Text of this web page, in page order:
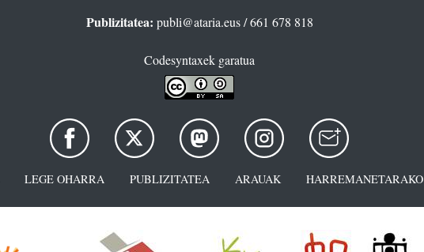
Publizitatea: publi@ataria.eus/ 661 678 818
Codesyntaxek garatua
LEGE OHARRA PUBLIZITATEA ARAUAK HARREMANETARAKO